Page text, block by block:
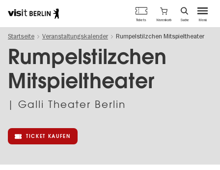
zum
Inhalt
Berlins
offizielles
Tourismusportal
Menü
Tickets Warenkorb Suche
Startseite Veranstaltungskalender Rumpelstilzchen Mitspieltheater
Rumpelstilzchen
Mitspieltheater
| Galli Theater Berlin
TICKET KAUFEN